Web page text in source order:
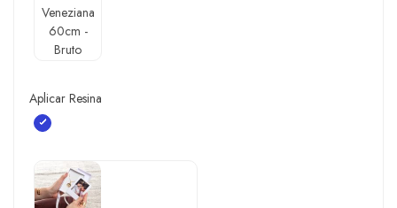
Veneziana
60cm -
Bruto
Aplicar Resina